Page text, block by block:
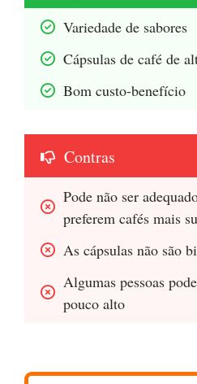
Variedade de sabores
Cápsulas de café de
Bom custo-benefício
Contras
Pode não ser
preferem cafés mais
As cápsulas não são
Algumas pessoas
pouco alto